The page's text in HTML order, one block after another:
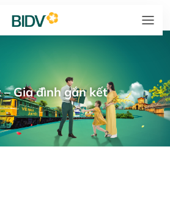
Gia đình gắn kết